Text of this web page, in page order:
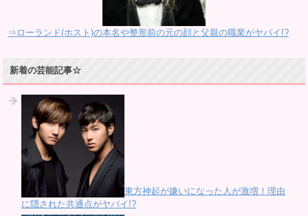
⇒ローランド(ホスト)の本名や整形前の元の顔と父親の職業がヤバイ!?
新着の芸能記事☆
東方神起が嫌いになった人が激増！理由
に隠された共通点がヤバイ!?